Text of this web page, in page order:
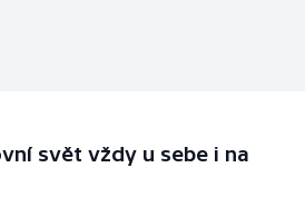
svět vždy u sebe i na